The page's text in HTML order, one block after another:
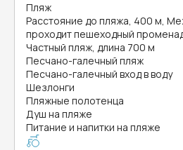
Пляж
Расстояние до пляжа, 400 м,
проходит пешеходный
Частный пляж, длина 700 м
Песчано-галечный пляж
Песчано-галечный вход в воду
Шезлонги
Пляжные полотенца
Душ на пляже
Питание и напитки на пляже